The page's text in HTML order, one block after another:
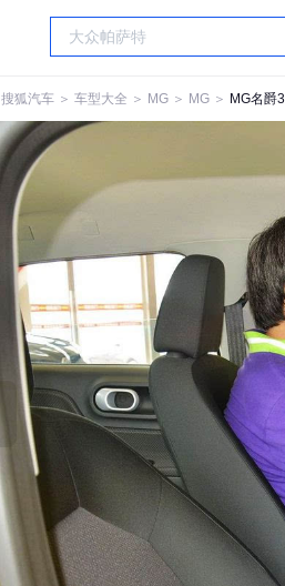
搜狐汽车 ＞ 车型大全 ＞ MG ＞ MG ＞ MG名爵3